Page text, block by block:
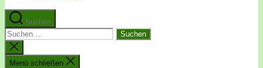
Suchen
Suchen
nach:
Suche
schließen
Menü schließen